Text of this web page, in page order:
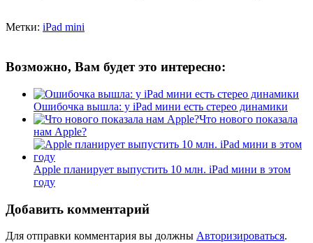
Метки: iPad mini
Возможно, Вам будет это интересно:
Ошибочка вышла: у iPad мини есть стерео динамики
Что нового показала
нам Apple?
Apple планирует выпустить 10 млн. iPad мини в этом
году
Добавить комментарий
Для отправки комментария вы должны Авторизироваться.